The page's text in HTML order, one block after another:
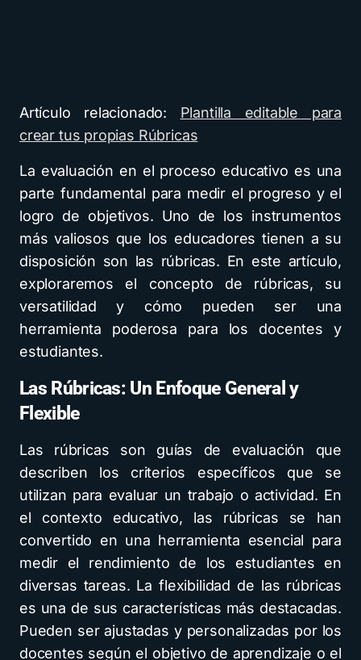
Artículo relacionado: Plantilla editable para
crear tus propias Rúbricas
La evaluación en el proceso educativo es una
parte fundamental para medir el progreso y el
logro de objetivos. Uno de los instrumentos
más valiosos que los educadores tienen a su
disposición son las rúbricas. En este artículo,
exploraremos el concepto de rúbricas, su
versatilidad y cómo pueden ser una
herramienta poderosa para los docentes y
estudiantes.
Las Rúbricas: Un Enfoque General y
Flexible
Las rúbricas son guías de evaluación que
describen los criterios específicos que se
utilizan para evaluar un trabajo o actividad. En
el contexto educativo, las rúbricas se han
convertido en una herramienta esencial para
medir el rendimiento de los estudiantes en
diversas tareas. La flexibilidad de las rúbricas
es una de sus características más destacadas.
Pueden ser ajustadas y personalizadas por los
docentes según el objetivo de aprendizaje o el